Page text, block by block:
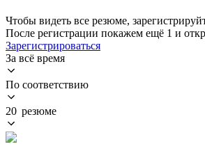
Чтобы видеть все резюме,
После регистрации покажем ещё 1 и
Зарегистрироваться
За всё время
По соответствию
20 резюме